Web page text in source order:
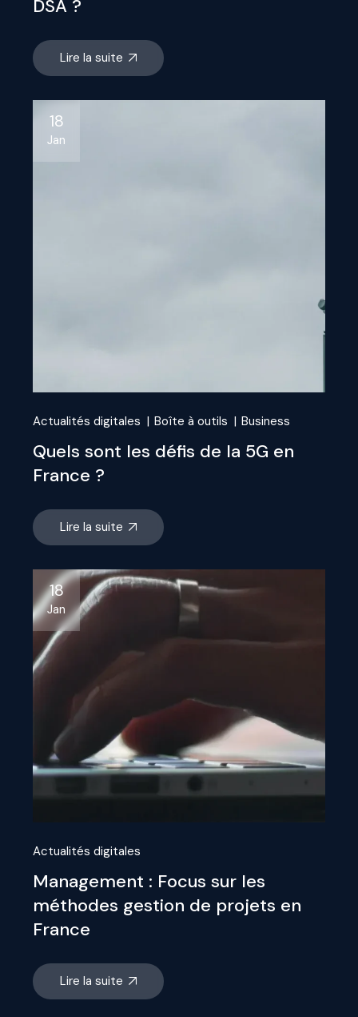
DSA ?
Lire la suite
18
Jan
Actualités digitales Boîte à outils Business
Quels sont les défis de la 5G en
France ?
Lire la suite
18
Jan
Actualités digitales
Management : Focus sur les
méthodes gestion de projets en
France
Lire la suite